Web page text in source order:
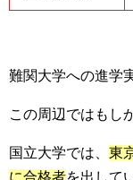
難関大学への進学
この周辺ではもし
国立大学では、 東
に合格者を出して